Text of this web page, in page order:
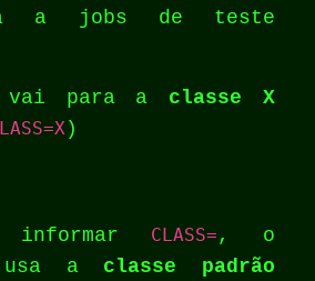
a jobs de teste
vai para a classe X
)
informar CLASS= , o
usa a classe padrão